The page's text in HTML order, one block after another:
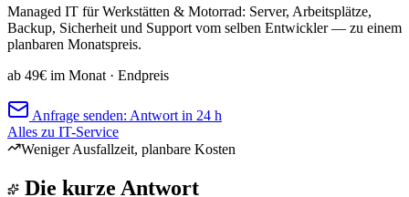
Managed IT für Werkstätten & Motorrad: Server, Arbeitsplätze,
Backup, Sicherheit und Support vom selben Entwickler — zu einem
planbaren Monatspreis.
ab 49€ im Monat · Endpreis
Anfrage senden: Antwort in 24 h
Alles zu IT-Service
Weniger Ausfallzeit, planbare Kosten
Die kurze Antwort